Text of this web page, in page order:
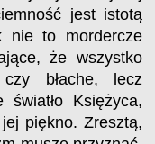
jest istotą
nie to mordercze
że wszystko
błache, lecz
Księżyca,
piękno. Zresztą,